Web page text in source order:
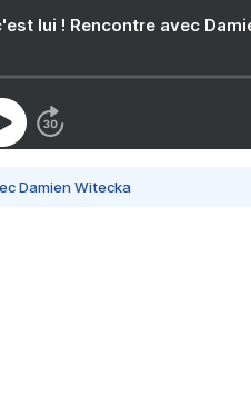
lui ! Rencontre avec
Damien Witecka